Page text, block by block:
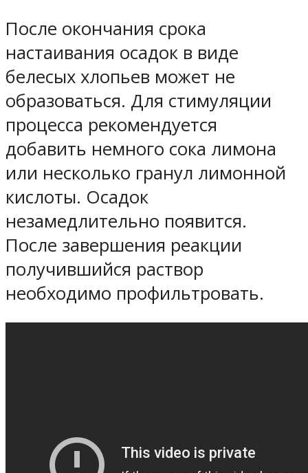
После окончания срока
настаивания осадок в виде
белесых хлопьев может не
образоваться. Для стимуляции
процесса рекомендуется
добавить немного сока лимона
или несколько гранул лимонной
кислоты. Осадок
незамедлительно появится.
После завершения реакции
получившийся раствор
необходимо профильтровать.